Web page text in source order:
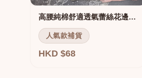
高腰純棉舒適透氣蕾絲花邊三角褲
人氣款補貨
HKD $68